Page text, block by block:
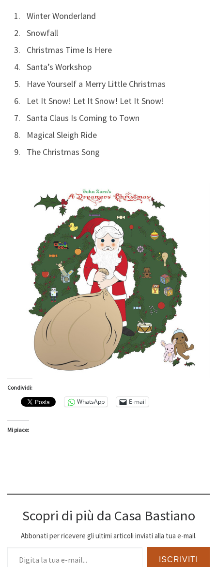
Winter Wonderland
Snowfall
Christmas Time Is Here
Santa’s Workshop
Have Yourself a Merry Little Christmas
Let It Snow! Let It Snow! Let It Snow!
Santa Claus Is Coming to Town
Magical Sleigh Ride
The Christmas Song
Condividi:
WhatsApp E-mail
Mi piace:
Scopri di più da Casa Bastiano
Abbonati per ricevere gli ultimi articoli inviati alla tua e-mail.
ISCRIVITI